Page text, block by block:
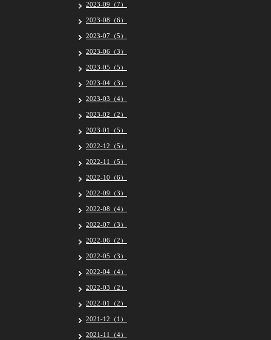
2023-09（7）
2023-08（6）
2023-07（5）
2023-06（3）
2023-05（5）
2023-04（3）
2023-03（4）
2023-02（2）
2023-01（5）
2022-12（5）
2022-11（5）
2022-10（6）
2022-09（3）
2022-08（4）
2022-07（3）
2022-06（2）
2022-05（3）
2022-04（4）
2022-03（2）
2022-01（2）
2021-12（1）
2021-11（4）